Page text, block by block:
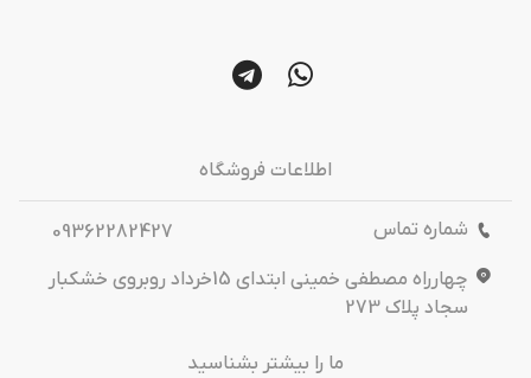
اطلاعات فروشگاه
شماره تماس
09362282427
چهارراه مصطفی خمینی ابتدای 15خرداد روبروی خشکبار
سجاد پلاک 273
ما را بیشتر بشناسید